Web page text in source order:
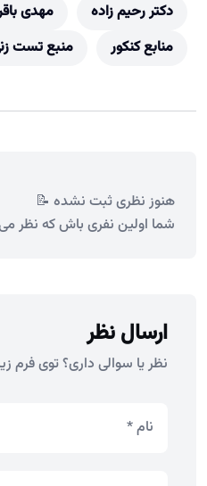
دکتر رحیم زاده
مهدی
منابع کنکور
منبع تست
هنوز نظری ثبت نشده 📝
شما اولین نفری باش که نظر
ارسال نظر
نظر یا سوالی داری؟ توی فرم